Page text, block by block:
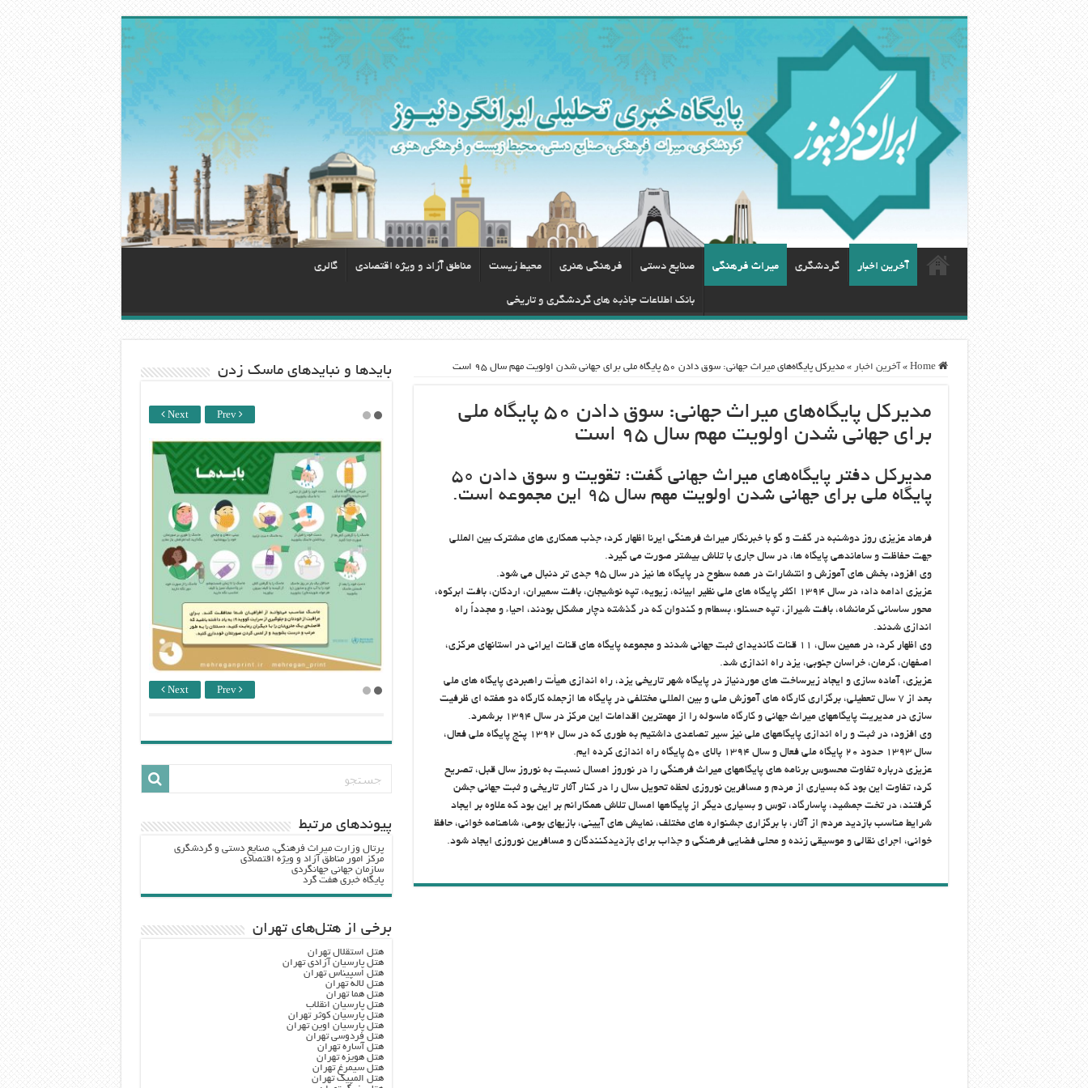
آخرین اخبار گردشگری ميراث فرهنگی صنایع دستی فرهنگی هنری محيط زيست مناطق آزاد و ویژه اقتصادی گالری
بانک اطلاعات جاذبه های گردشگری و تاریخی
Home
» آخرین اخبار » مدیرکل پایگاه‌های میراث جهانی: سوق دادن ۵۰ پایگاه ملی برای جهانی شدن اولویت مهم سال ۹۵ است
مدیرکل پایگاه‌های میراث جهانی: سوق دادن ۵۰ پایگاه ملی
برای جهانی شدن اولویت مهم سال ۹۵ است
مدیرکل دفتر پایگاه‌های میراث جهانی گفت: تقویت و سوق دادن ۵۰
پایگاه ملی برای جهانی شدن اولویت مهم سال ۹۵ این مجموعه است.
فرهاد عزیزی روز دوشنبه در گفت و گو با خبرنگار میراث فرهنگی ایرنا اظهار کرد: جذب همکاری های مشترک بین المللی
جهت حفاظت و ساماندهی پایگاه ها، در سال جاری با تلاش بیشتر صورت می گیرد.
وی افزود: بخش های آموزش و انتشارات در همه سطوح در پایگاه ها نیز در سال ۹۵ جدی تر دنبال می شود.
عزیزی ادامه داد: در سال ۱۳۹۴ اکثر پایگاه های ملی نظیر ابیانه، زیویه، تپه نوشیجان، بافت سمیران، اردکان، بافت ابرکوه،
محور ساسانی کرمانشاه، بافت شیراز، تپه حسنلو، بسطام و کندوان که در گذشته دچار مشکل بودند، احیاء و مجدداً راه
اندازی شدند.
وی اظهار کرد: در همین سال، ۱۱ قنات کاندیدای ثبت جهانی شدند و مجموعه پایگاه های قنات ایرانی در استانهای مرکزی،
اصفهان، کرمان، خراسان جنوبی، یزد راه اندازی شد.
عزیزی، آماده سازی و ایجاد زیرساخت های موردنیاز در پایگاه شهر تاریخی یزد، راه اندازی هیأت راهبردی پایگاه های ملی
بعد از ۷ سال تعطیلی، برگزاری کارگاه های آموزش ملی و بین المللی مختلفی در پایگاه ها ازجمله کارگاه دو هفته ای ظرفیت
سازی در مدیریت پایگاههای میراث جهانی و کارگاه ماسوله را از مهمترین اقدامات این مرکز در سال ۱۳۹۴ برشمرد.
وی افزود: در ثبت و راه اندازی پایگاههای ملی نیز سیر تصاعدی داشتیم به طوری که در سال ۱۳۹۲ پنج پایگاه ملی فعال،
سال ۱۳۹۳ حدود ۲۰ پایگاه ملی فعال و سال ۱۳۹۴ بالای ۵۰ پایگاه راه اندازی کرده ایم.
عزیزی درباره تفاوت محسوس برنامه های پایگاههای میراث فرهنگی را در نوروز امسال نسبت به نوروز سال قبل، تصریح
کرد: تفاوت این بود که بسیاری از مردم و مسافرین نوروزی لحظه تحویل سال را در کنار آثار تاریخی و ثبت جهانی جشن
گرفتند، در تخت جمشید، پاسارگاد، توس و بسیاری دیگر از پایگاهها امسال تلاش همکارانم بر این بود که علاوه بر ایجاد
شرایط مناسب بازدید مردم از آثار، با برگزاری جشنواره های مختلف، نمایش های آیینی، بازیهای بومی، شاهنامه خوانی، حافظ
خوانی، اجرای نقالی و موسیقی زنده و محلی فضایی فرهنگی و جذاب برای بازدیدکنندگان و مسافرین نوروزی ایجاد شود.
باید‌ها و نبایدهای ماسک زدن
Next Prev
Next Prev
پيوندهاي مرتبط
پرتال وزارت ميراث فرهنگي، صنایع دستی و گردشگري
مرکز امور مناطق آزاد و ویژه اقتصادی
سازمان جهانی جهانگردی
پایگاه خبری هفت گرد
برخی از هتل‌های تهران
هتل استقلال تهران
هتل پارسیان آزادی تهران
هتل اسپیناس تهران
هتل لاله تهران
هتل هما تهران
هتل پارسیان انقلاب
هتل پارسیان کوثر تهران
هتل پارسیان اوین تهران
هتل فردوسی تهران
هتل آساره تهران
هتل هویزه تهران
هتل سیمرغ تهران
هتل المپیک تهران